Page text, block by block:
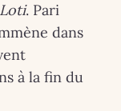
. Pari
dans
à la fin du